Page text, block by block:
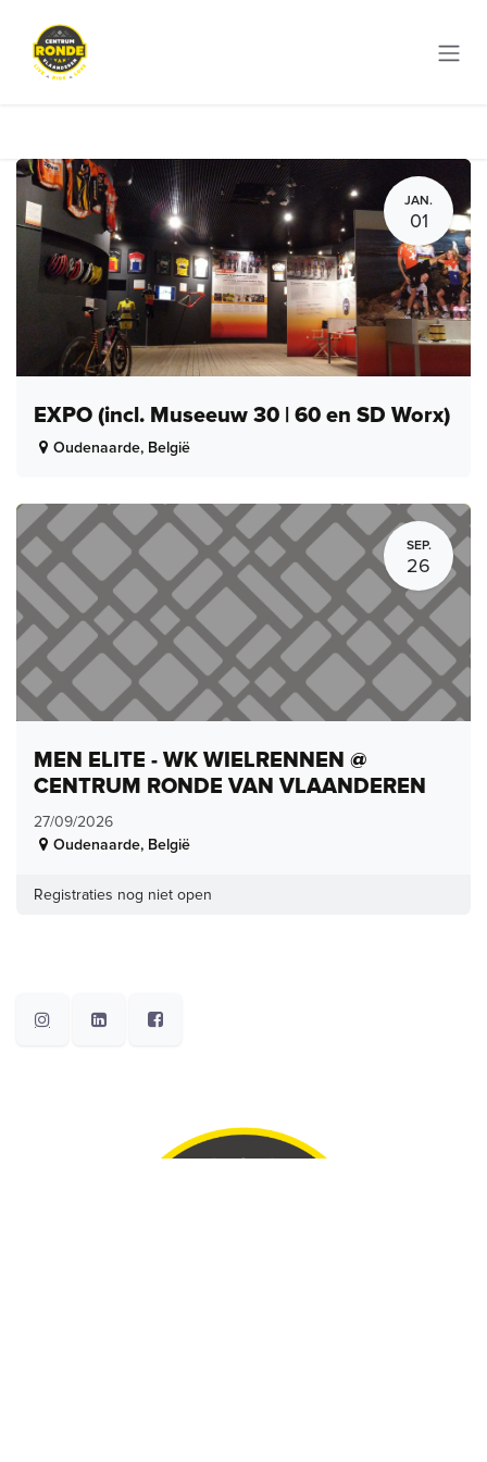
JAN.
01
EXPO (incl. Museeuw 30 | 60 en SD Worx)
Oudenaarde, België
SEP.
26
MEN ELITE - WK WIELRENNEN @
CENTRUM RONDE VAN VLAANDEREN
27/09/2026
Oudenaarde, België
Registraties nog niet open